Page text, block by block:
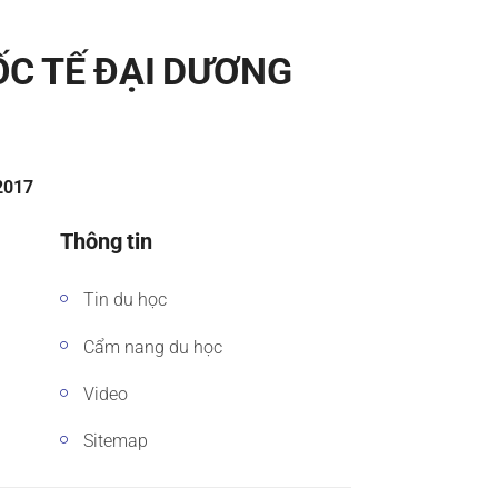
TẾ ĐẠI DƯƠNG
Thông tin
Tin du học
Cẩm nang du học
Video
Sitemap